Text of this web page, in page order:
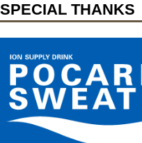
SPECIAL THANKS